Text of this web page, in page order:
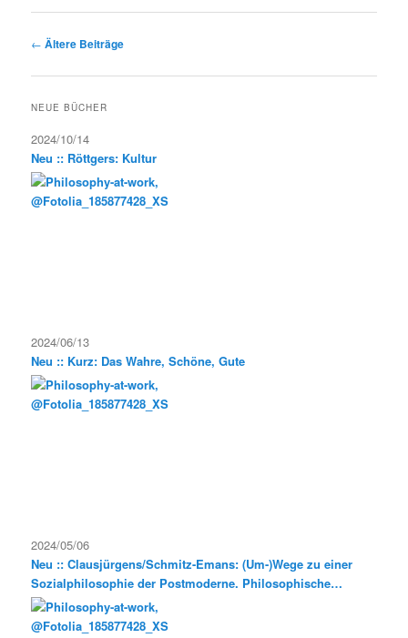
Beitragsnavigation
← Ältere Beiträge
NEUE BÜCHER
2024/10/14
Neu :: Röttgers: Kultur
2024/06/13
Neu :: Kurz: Das Wahre, Schöne, Gute
2024/05/06
Neu :: Clausjürgens/Schmitz-Emans: (Um-)Wege zu einer
Sozialphilosophie der Postmoderne. Philosophische
Exkursionen